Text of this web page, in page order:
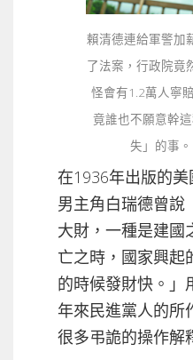
賴清德連給軍警加
了法案，行政院竟
怪會有1.2萬人寧
竟誰也不願意幹
失」的事。
在1936年出版的美
男主角白瑞德曾說
大財，一種是建國
亡之時，國家興起
的時候發財快。」
年來民進黨人的所
很多弔詭的操作解